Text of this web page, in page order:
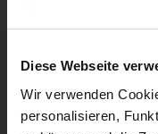
Diese Webseite
Wir verwenden
personalisieren,